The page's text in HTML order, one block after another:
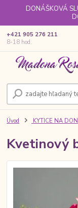
DONÁŠKOVÁ
+421 905 276 211
8-18 hod.
Úvod KYTICE NA
Kvetinový